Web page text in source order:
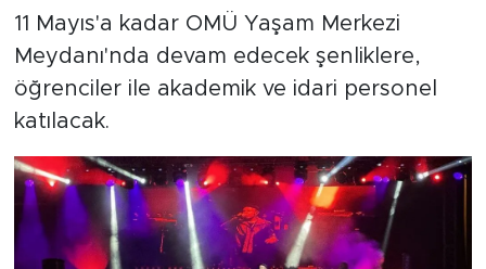
11 Mayıs'a kadar OMÜ Yaşam Merkezi
Meydanı'nda devam edecek şenliklere,
öğrenciler ile akademik ve idari personel
katılacak.